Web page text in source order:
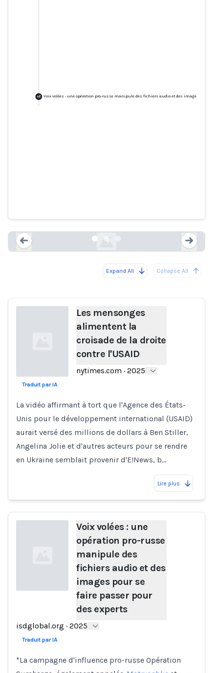
+2 Voix volées : une opération pro-russe manipule des fichiers audio et des images pour se
Expand All Collapse All
Les mensonges
alimentent la
croisade de la droite
contre l'USAID
nytimes.com · 2025
Traduit par IA
La vidéo affirmant à tort que l'Agence des États-
Unis pour le développement international (USAID)
aurait versé des millions de dollars à Ben Stiller,
Angelina Jolie et d'autres acteurs pour se rendre
en Ukraine semblait provenir d'E!News, b…
Lire plus
Voix volées : une
opération pro-russe
manipule des
fichiers audio et des
images pour se
faire passer pour
des experts
isdglobal.org · 2025
Traduit par IA
*La campagne d'influence pro-russe Opération